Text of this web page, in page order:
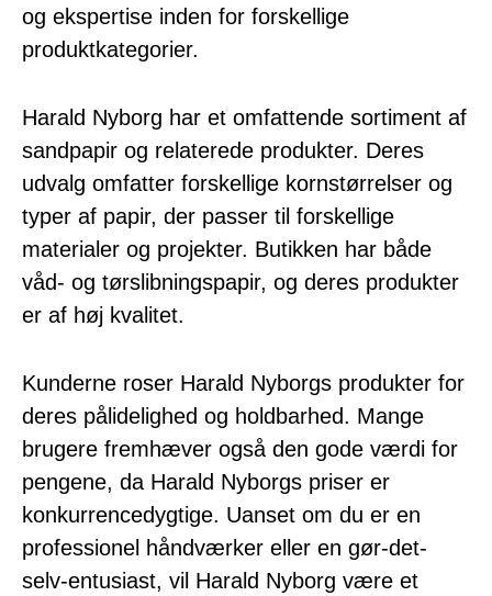
og ekspertise inden for forskellige
produktkategorier.
Harald Nyborg har et omfattende sortiment af
sandpapir og relaterede produkter. Deres
udvalg omfatter forskellige kornstørrelser og
typer af papir, der passer til forskellige
materialer og projekter. Butikken har både
våd- og tørslibningspapir, og deres produkter
er af høj kvalitet.
Kunderne roser Harald Nyborgs produkter for
deres pålidelighed og holdbarhed. Mange
brugere fremhæver også den gode værdi for
pengene, da Harald Nyborgs priser er
konkurrencedygtige. Uanset om du er en
professionel håndværker eller en gør-det-
selv-entusiast, vil Harald Nyborg være et